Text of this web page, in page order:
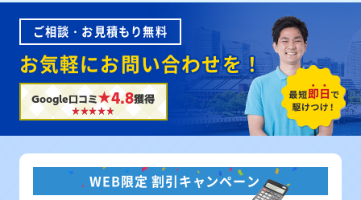
ご相談・お見積もり無料
お気軽にお問い合わせを！
Google口コミ★4.8獲得
WEB限定 割引キャンペーン